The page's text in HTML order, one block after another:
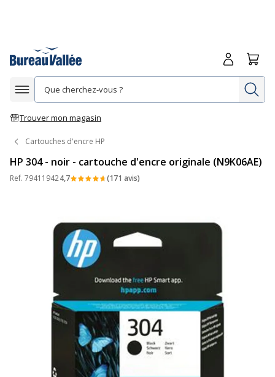
Afficher la navigation
Trouver mon magasin
Me
Cartouches d'encre HP
HP 304 - noir - cartouche d'encre originale (N9K06AE)
Ref. 794119424,7 (171 avis)